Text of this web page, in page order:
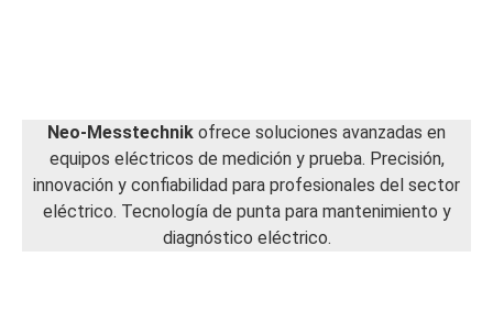
Neo-Messtechnik ofrece soluciones avanzadas en
equipos eléctricos de medición y prueba. Precisión,
innovación y confiabilidad para profesionales del sector
eléctrico. Tecnología de punta para mantenimiento y
diagnóstico eléctrico.